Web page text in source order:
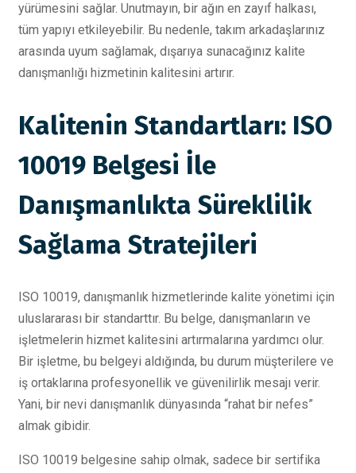
yürümesini sağlar. Unutmayın, bir ağın en zayıf halkası,
tüm yapıyı etkileyebilir. Bu nedenle, takım arkadaşlarınız
arasında uyum sağlamak, dışarıya sunacağınız kalite
danışmanlığı hizmetinin kalitesini artırır.
Kalitenin Standartları: ISO
10019 Belgesi İle
Danışmanlıkta Süreklilik
Sağlama Stratejileri
ISO 10019, danışmanlık hizmetlerinde kalite yönetimi için
uluslararası bir standarttır. Bu belge, danışmanların ve
işletmelerin hizmet kalitesini artırmalarına yardımcı olur.
Bir işletme, bu belgeyi aldığında, bu durum müşterilere ve
iş ortaklarına profesyonellik ve güvenilirlik mesajı verir.
Yani, bir nevi danışmanlık dünyasında “rahat bir nefes”
almak gibidir.
ISO 10019 belgesine sahip olmak, sadece bir sertifika